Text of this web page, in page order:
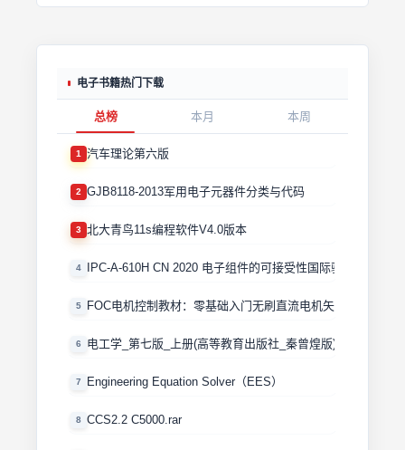
电子书籍热门下载
总榜 本月 本周
1 汽车理论第六版
2 GJB8118-2013军用电子元器件分类与代码
3 北大青鸟11s编程软件V4.0版本
4 IPC-A-610H CN 2020 电子组件的可接受性国际验收标准
5 FOC电机控制教材：零基础入门无刷直流电机矢量控制技术
6 电工学_第七版_上册(高等教育出版社_秦曾煌版)
7 Engineering Equation Solver（EES）
8 CCS2.2 C5000.rar